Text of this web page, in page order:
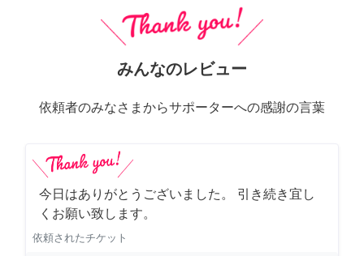
みんなのレビュー
依頼者のみなさまからサポーターへの感謝の言葉
今日はありがとうございました。 引き続き宜し
くお願い致します。
依頼されたチケット